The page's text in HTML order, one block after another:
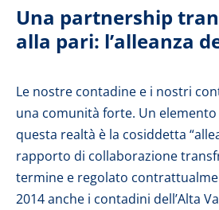
Una partnership
alla pari: l’alleanza
Le nostre contadine e i nostri
una comunità forte. Un
questa realtà è la cosiddetta
rapporto di collaborazione
termine e regolato
2014 anche i contadini dell’Alta